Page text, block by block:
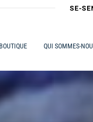
SE-
QUI SOMMES-